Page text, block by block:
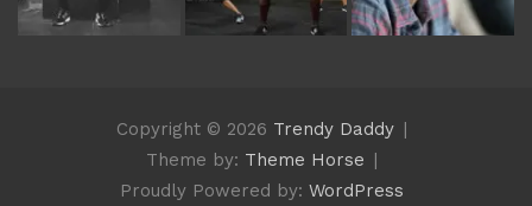
Copyright © 2026 Trendy Daddy
Theme by: Theme Horse
Proudly Powered by: WordPress